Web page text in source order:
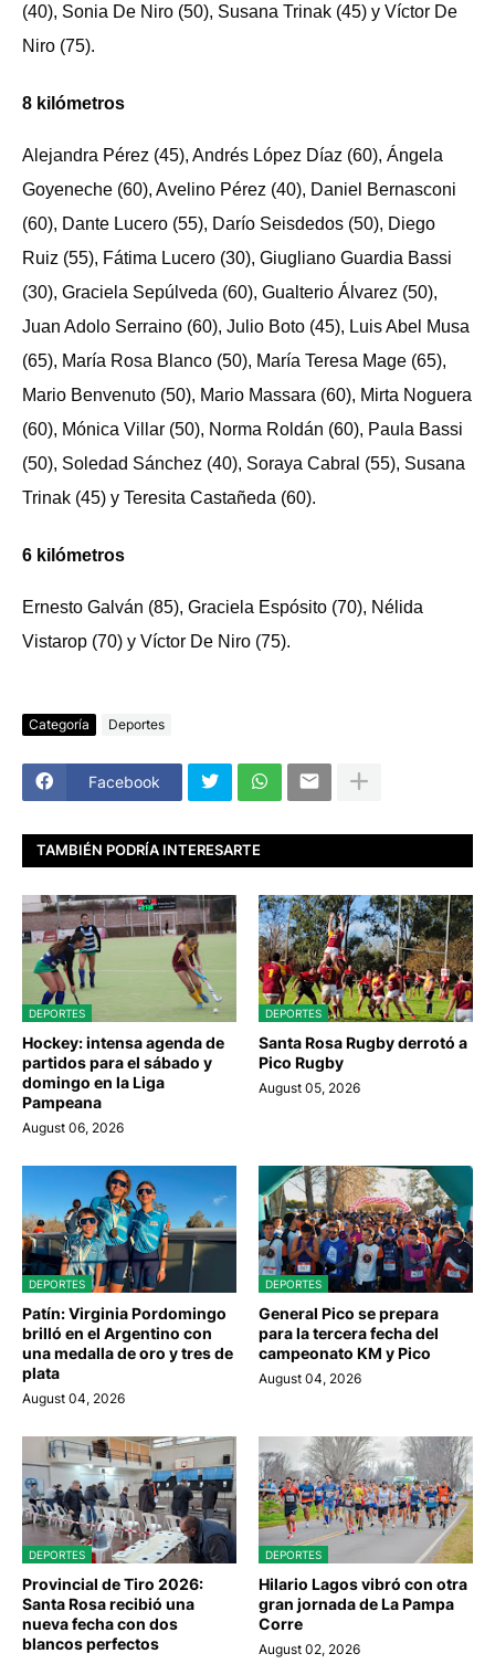
(40), Sonia De Niro (50), Susana Trinak (45) y Víctor De
Niro (75).
8 kilómetros
Alejandra Pérez (45), Andrés López Díaz (60), Ángela
Goyeneche (60), Avelino Pérez (40), Daniel Bernasconi
(60), Dante Lucero (55), Darío Seisdedos (50), Diego
Ruiz (55), Fátima Lucero (30), Giugliano Guardia Bassi
(30), Graciela Sepúlveda (60), Gualterio Álvarez (50),
Juan Adolo Serraino (60), Julio Boto (45), Luis Abel Musa
(65), María Rosa Blanco (50), María Teresa Mage (65),
Mario Benvenuto (50), Mario Massara (60), Mirta Noguera
(60), Mónica Villar (50), Norma Roldán (60), Paula Bassi
(50), Soledad Sánchez (40), Soraya Cabral (55), Susana
Trinak (45) y Teresita Castañeda (60).
6 kilómetros
Ernesto Galván (85), Graciela Espósito (70), Nélida
Vistarop (70) y Víctor De Niro (75).
Categoría Deportes
Facebook
TAMBIÉN PODRÍA INTERESARTE
DEPORTES
Hockey: intensa agenda de
partidos para el sábado y
domingo en la Liga
Pampeana
August 06, 2026
DEPORTES
Santa Rosa Rugby derrotó a
Pico Rugby
August 05, 2026
DEPORTES
Patín: Virginia Pordomingo
brilló en el Argentino con
una medalla de oro y tres de
plata
August 04, 2026
DEPORTES
General Pico se prepara
para la tercera fecha del
campeonato KM y Pico
August 04, 2026
DEPORTES
Provincial de Tiro 2026:
Santa Rosa recibió una
nueva fecha con dos
blancos perfectos
DEPORTES
Hilario Lagos vibró con otra
gran jornada de La Pampa
Corre
August 02, 2026